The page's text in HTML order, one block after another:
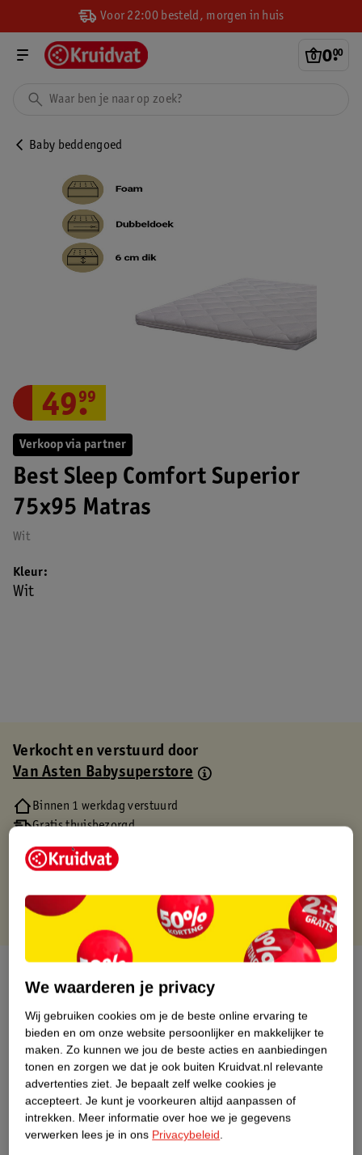
Voor 22:00 besteld, morgen in huis
0.
00
Baby beddengoed
Verkoop via partner
Best Sleep Comfort Superior
75x95 Matras
Wit
49.
99
Kleur
Wit
Verkocht en verstuurd door
Van Asten Babysuperstore
Binnen 1 werkdag verstuurd
Gratis thuisbezorgd
Gratis retourneren via verkooppartner.
Gratis punten met je Kruidvat kaart
Productinformatie
Etiketinformatie
Nature Impact Score
Dit product heeft (nog) geen Nature
Impact Score.
We waarderen je privacy
Wij gebruiken cookies om je de beste online ervaring te
bieden en om onze website persoonlijker en makkelijker te
maken. Zo kunnen we jou de beste acties en aanbiedingen
tonen en zorgen we dat je ook buiten Kruidvat.nl relevante
advertenties ziet. Je bepaalt zelf welke cookies je
accepteert. Je kunt je voorkeuren altijd aanpassen of
intrekken. Meer informatie over hoe we je gegevens
verwerken lees je in ons Privacybeleid.